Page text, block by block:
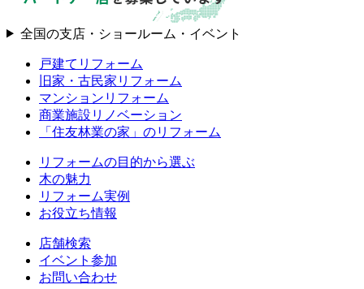
全国の支店・ショールーム・イベント
戸建てリフォーム
旧家・古民家リフォーム
マンションリフォーム
商業施設リノベーション
「住友林業の家」のリフォーム
リフォームの目的から選ぶ
木の魅力
リフォーム実例
お役立ち情報
店舗検索
イベント参加
お問い合わせ